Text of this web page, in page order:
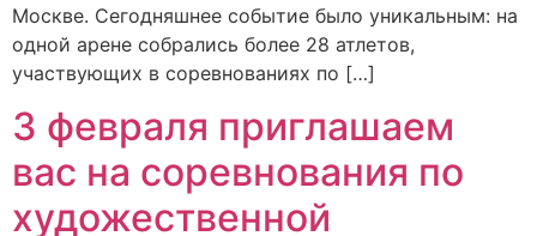
Москве. Сегодняшнее событие было уникальным: на
одной арене собрались более 28 атлетов,
участвующих в соревнованиях по […]
3 февраля приглашаем
вас на соревнования по
художественной